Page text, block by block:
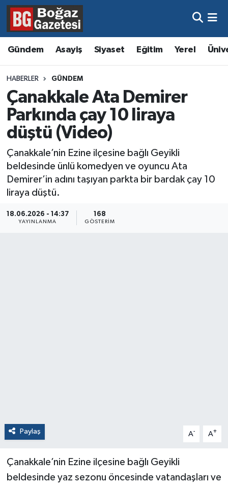
Gündem Asayiş Siyaset Eğitim Yerel
HABERLER GÜNDEM
Çanakkale Ata Demirer
Parkında çay 10 liraya
düştü (Video)
Çanakkale’nin Ezine ilçesine bağlı Geyikli
beldesinde ünlü komedyen ve oyuncu Ata
Demirer’in adını taşıyan parkta bir bardak çay 10
liraya düştü.
18.06.2026 - 14:37
YAYINLANMA
168
GÖSTERIM
Paylaş A- A+
Çanakkale’nin Ezine ilçesine bağlı Geyikli
beldesinde yaz sezonu öncesinde vatandaşları ve
Asayiş
Eğitim
Ekonomi
Gündem
Kültür ve Sanat
Magazin
Resmi İlanlar
Sağlık
Hava Durumu
Trafik Durumu
Süper Lig Puan Durumu ve Fikstür
Tüm Manşetler
Son Dakika Haberleri
Haber Arşivi